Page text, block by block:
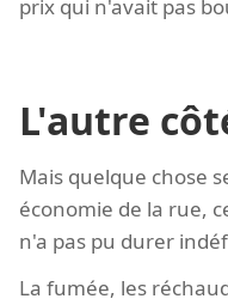
prix qui n'avait pas
L'autre
Mais quelque chose
économie de la rue,
n'a pas pu durer
La fumée, les